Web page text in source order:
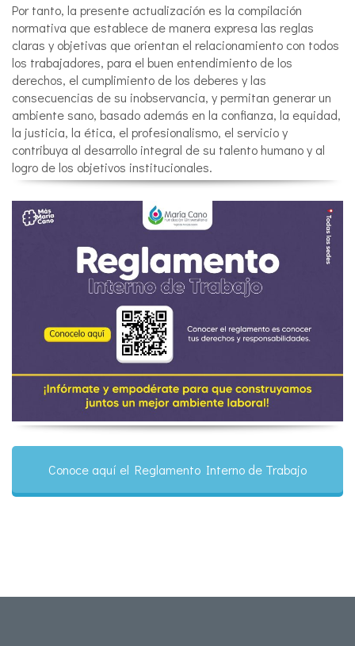
Por tanto, la presente actualización es la compilación
normativa que establece de manera expresa las reglas
claras y objetivas que orientan el relacionamiento con todos
los trabajadores, para el buen entendimiento de los
derechos, el cumplimiento de los deberes y las
consecuencias de su inobservancia, y permitan generar un
ambiente sano, basado además en la confianza, la equidad,
la justicia, la ética, el profesionalismo, el servicio y
contribuya al desarrollo integral de su talento humano y al
logro de los objetivos institucionales.
Conoce aquí el Reglamento Interno de Trabajo